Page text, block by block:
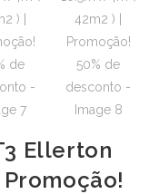
Ellerton
Promoção!